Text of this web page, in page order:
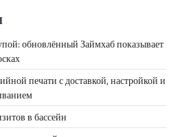
обновлённый Займхаб показывает
печати с доставкой, настройкой и
в бассейн